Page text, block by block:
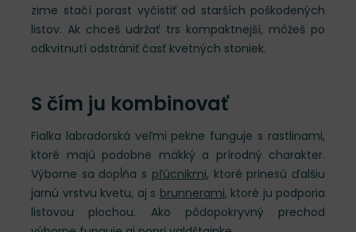
zime stačí porast vyčistiť od starších poškodených
listov. Ak chceš udržať trs kompaktnejší, môžeš po
odkvitnutí odstrániť časť kvetných stoniek.
S čím ju kombinovať
Fialka labradorská veľmi pekne funguje s rastlinami,
ktoré majú podobne mäkký a prírodný charakter.
Výborne sa dopĺňa s pľúcnikmi, ktoré prinesú ďalšiu
jarnú vrstvu kvetu, aj s brunnerami, ktoré ju podporia
listovou plochou. Ako pôdopokryvný prechod